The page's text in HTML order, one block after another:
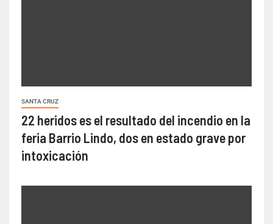
SANTA CRUZ
22 heridos es el resultado del incendio en la
feria Barrio Lindo, dos en estado grave por
intoxicación